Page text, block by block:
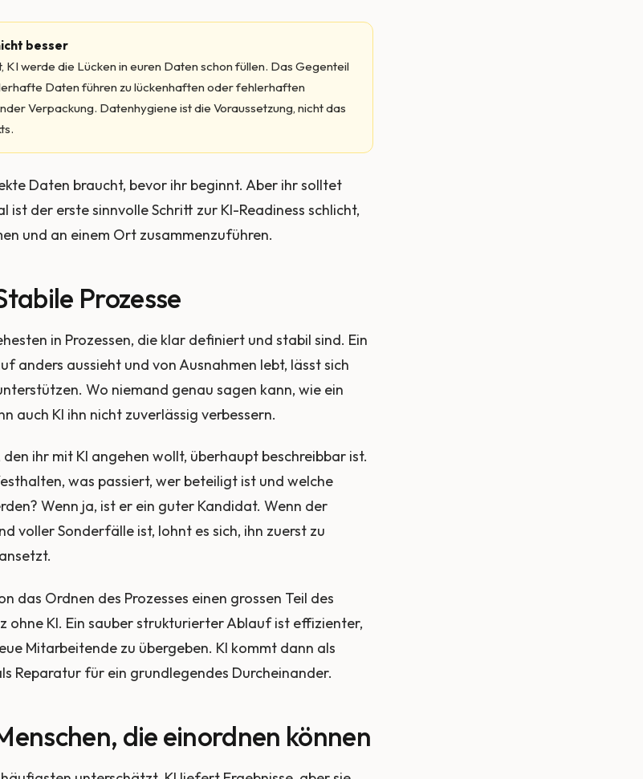
besser
KI werde die Lücken in euren Daten schon füllen. Das Gegenteil
Daten führen zu lückenhaften oder fehlerhaften
Verpackung. Datenhygiene ist die Voraussetzung, nicht das
Daten braucht, bevor ihr beginnt. Aber ihr solltet
ist der erste sinnvolle Schritt zur KI-Readiness schlicht,
und an einem Ort zusammenzuführen.
Prozesse
in Prozessen, die klar definiert und stabil sind. Ein
anders aussieht und von Ausnahmen lebt, lässt sich
Wo niemand genau sagen kann, wie ein
auch KI ihn nicht zuverlässig verbessern.
ihr mit KI angehen wollt, überhaupt beschreibbar ist.
was passiert, wer beteiligt ist und welche
Wenn ja, ist er ein guter Kandidat. Wenn der
voller Sonderfälle ist, lohnt es sich, ihn zuerst zu
das Ordnen des Prozesses einen grossen Teil des
ohne KI. Ein sauber strukturierter Ablauf ist effizienter,
Mitarbeitende zu übergeben. KI kommt dann als
Reparatur für ein grundlegendes Durcheinander.
die einordnen können